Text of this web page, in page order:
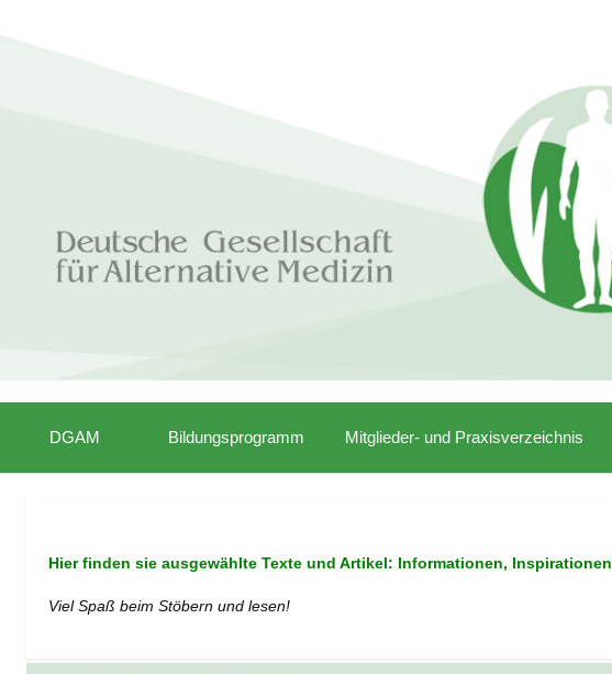
DGAM Bildungsprogramm Mitglieder- und Praxisverzeichnis
Hier finden sie ausgewählte Texte und Artikel: Informationen,
Viel Spaß beim Stöbern und lesen!